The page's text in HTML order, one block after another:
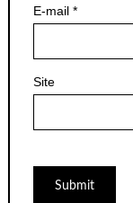
E-mail *
Site